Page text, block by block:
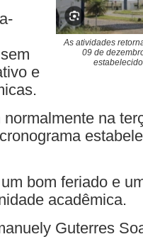
As atividades
09 de
e
na
bom feriado e
acadêmica.
Guterres